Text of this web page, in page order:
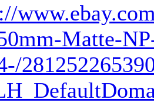
Matte-